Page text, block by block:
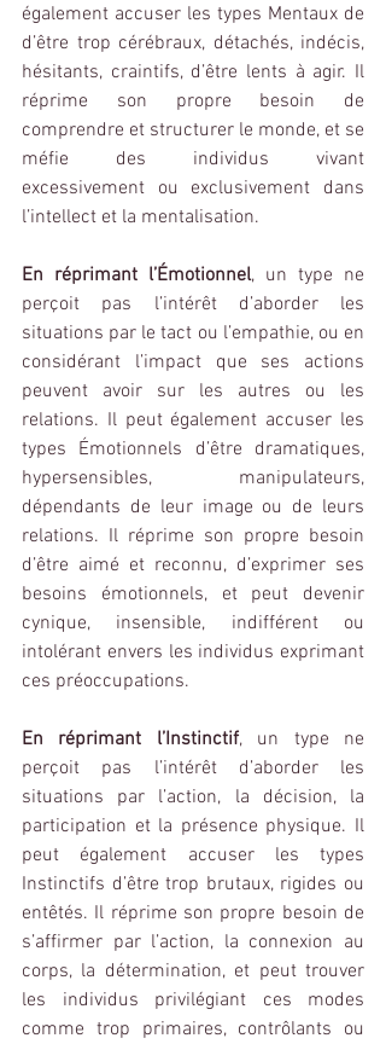
également accuser les types Mentaux de
d’être trop cérébraux, détachés, indécis,
hésitants, craintifs, d’être lents à agir. Il
réprime son propre besoin de
comprendre et structurer le monde, et se
méfie des individus vivant
excessivement ou exclusivement dans
l’intellect et la mentalisation.
En réprimant l’Émotionnel, un type ne
perçoit pas l’intérêt d’aborder les
situations par le tact ou l’empathie, ou en
considérant l’impact que ses actions
peuvent avoir sur les autres ou les
relations. Il peut également accuser les
types Émotionnels d’être dramatiques,
hypersensibles, manipulateurs,
dépendants de leur image ou de leurs
relations. Il réprime son propre besoin
d’être aimé et reconnu, d’exprimer ses
besoins émotionnels, et peut devenir
cynique, insensible, indifférent ou
intolérant envers les individus exprimant
ces préoccupations.
En réprimant l’Instinctif, un type ne
perçoit pas l’intérêt d’aborder les
situations par l’action, la décision, la
participation et la présence physique. Il
peut également accuser les types
Instinctifs d’être trop brutaux, rigides ou
entêtés. Il réprime son propre besoin de
s’affirmer par l’action, la connexion au
corps, la détermination, et peut trouver
les individus privilégiant ces modes
comme trop primaires, contrôlants ou